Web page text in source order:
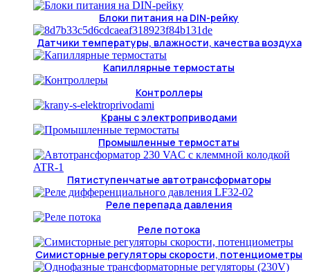
Блоки питания на DIN-рейку
Датчики температуры, влажности, качества воздуха
Капиллярные термостаты
Контроллеры
Краны с электроприводами
Промышленные термостаты
Пятиступенчатые автотрансформаторы
Реле перепада давления
Реле потока
Симисторные регуляторы скорости, потенциометры